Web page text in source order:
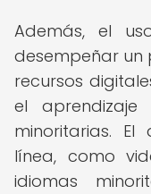
Además, el
desempeñar
recursos
el
minoritarias.
línea, como
idiomas